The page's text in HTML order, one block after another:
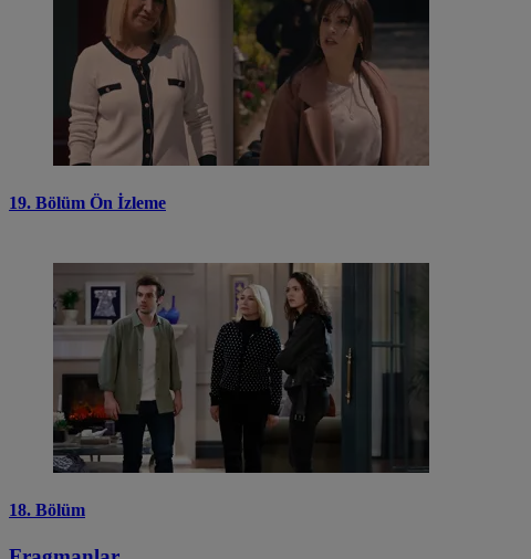
19. Bölüm Ön İzleme
18. Bölüm